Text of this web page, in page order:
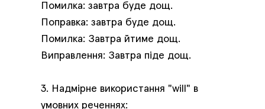
Помилка: завтра буде дощ.
Поправка: завтра буде дощ.
Помилка: Завтра йтиме дощ.
Виправлення: Завтра піде дощ.
3. Надмірне використання "will" в
умовних реченнях: